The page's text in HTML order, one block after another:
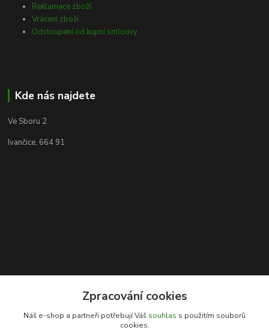
Reklamace zboží
Vrácení zboží
Odstoupení od kupní smlouvy
Kde nás najdete
Ve Sboru 2
Ivančice, 664 91
Kontakty
Zpracování cookies
Náš e-shop a partneři potřebují Váš souhlas s použitím souborů
cookies.